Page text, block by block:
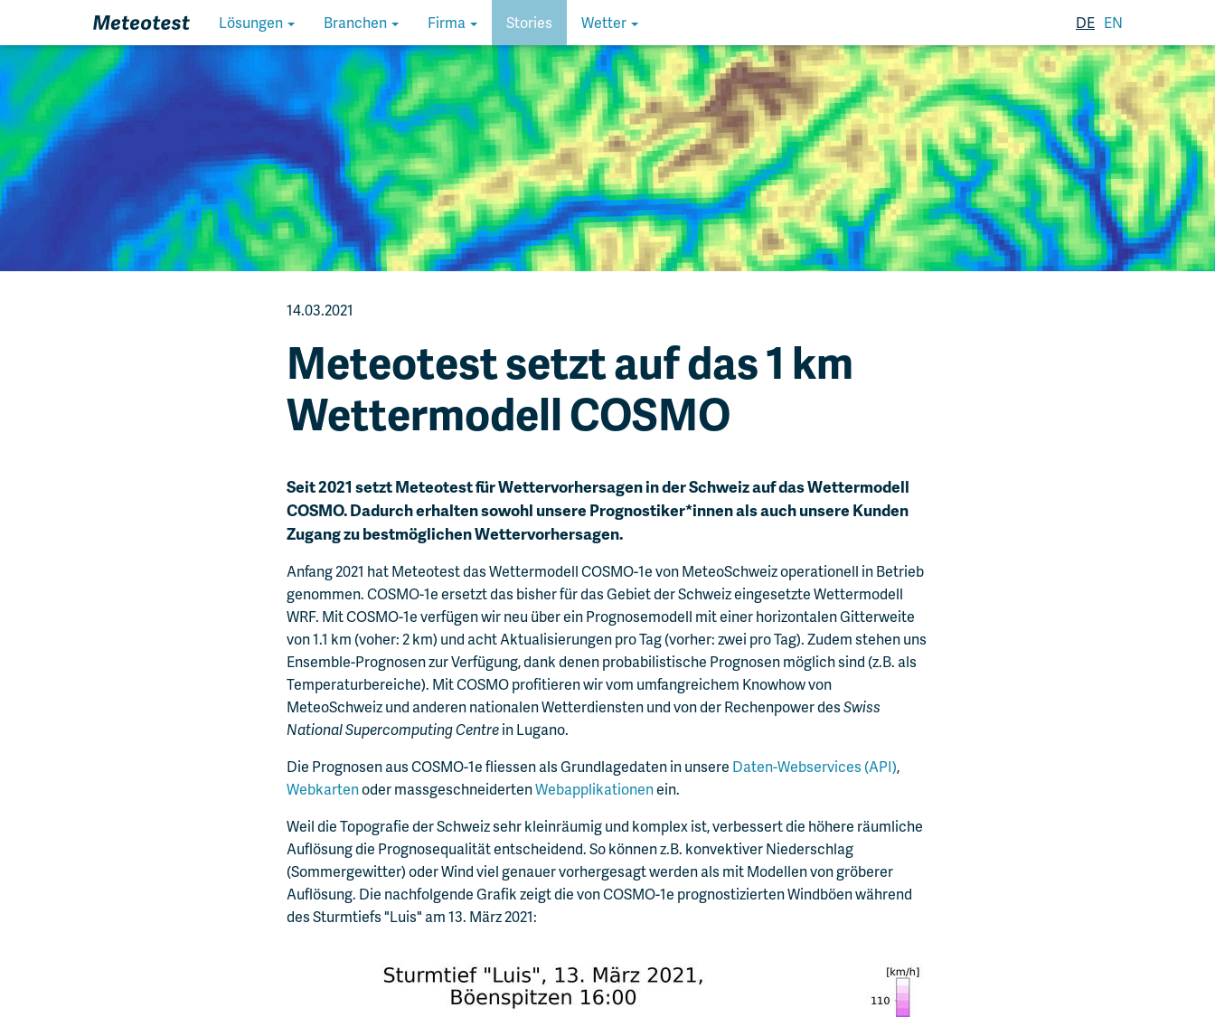
Homepage Lösungen Branchen Firma Stories Wetter DE EN
14.03.2021
Meteotest setzt auf das 1 km
Wettermodell COSMO
Seit 2021 setzt Meteotest für Wettervorhersagen in der Schweiz auf das Wettermodell
COSMO. Dadurch erhalten sowohl unsere Prognostiker*innen als auch unsere Kunden
Zugang zu bestmöglichen Wettervorhersagen.
Anfang 2021 hat Meteotest das Wettermodell COSMO-1e von MeteoSchweiz operationell in Betrieb
genommen. COSMO-1e ersetzt das bisher für das Gebiet der Schweiz eingesetzte Wettermodell
WRF. Mit COSMO-1e verfügen wir neu über ein Prognosemodell mit einer horizontalen Gitterweite
von 1.1 km (voher: 2 km) und acht Aktualisierungen pro Tag (vorher: zwei pro Tag). Zudem stehen uns
Ensemble-Prognosen zur Verfügung, dank denen probabilistische Prognosen möglich sind (z.B. als
Temperaturbereiche). Mit COSMO profitieren wir vom umfangreichem Knowhow von
MeteoSchweiz und anderen nationalen Wetterdiensten und von der Rechenpower desSwiss
National Supercomputing Centrein Lugano.
Die Prognosen aus COSMO-1e fliessen als Grundlagedaten in unsere Daten-Webservices (API),
Webkartenoder massgeschneidertenWebapplikationenein.
Weil die Topografie der Schweiz sehr kleinräumig und komplex ist, verbessert die höhere räumliche
Auflösung die Prognosequalität entscheidend. So können z.B. konvektiver Niederschlag
(Sommergewitter) oder Wind viel genauer vorhergesagt werden als mit Modellen von gröberer
Auflösung. Die nachfolgende Grafik zeigt die von COSMO-1e prognostizierten Windböen während
des Sturmtiefs "Luis" am 13. März 2021: